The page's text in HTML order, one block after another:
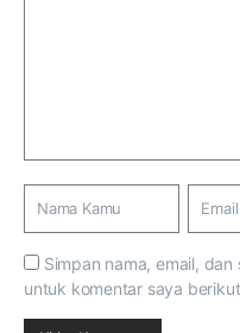
Simpan nama, email,
untuk komentar saya